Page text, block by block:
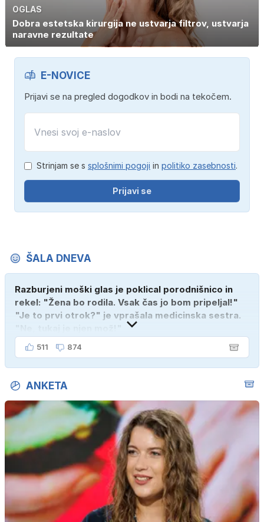
OGLAS
Dobra estetska kirurgija ne ustvarja filtrov, ustvarja
naravne rezultate
E-NOVICE
Prijavi se na pregled dogodkov in bodi na tekočem.
Strinjam se s splošnimi pogoji in politiko zasebnosti.
Prijavi se
ŠALA DNEVA
Razburjeni moški glas je poklical porodnišnico in
rekel: "Žena bo rodila. Vsak čas jo bom pripeljal!"
"Je to prvi otrok?" je vprašala medicinska sestra.
511 874
ANKETA